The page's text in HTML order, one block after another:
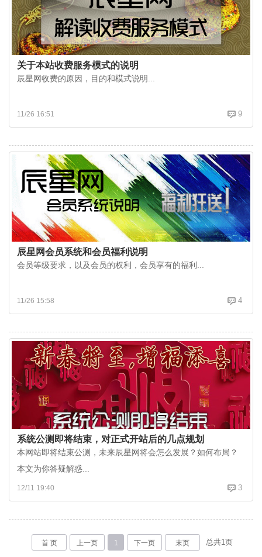
关于本站收费服务模式的说明
辰星网收费的原因，目的和模式说明...
9
11/26 16:51
辰星网会员系统和会员福利说明
会员等级要求，以及会员的权利，会员享有的福利...
4
11/26 15:58
系统公测即将结束，对正式开站后的几点规划
本网站即将结束公测，未来辰星网将会怎么发展？如何布局？
本文为你答疑解惑...
3
12/11 19:40
首 页 上一页 1 下一页 末页 总共1 页